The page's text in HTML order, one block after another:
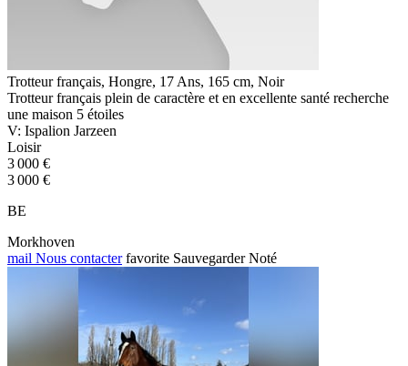
Trotteur français, Hongre, 17 Ans, 165 cm, Noir
Trotteur français plein de caractère et en excellente santé recherche
une maison 5 étoiles
V: Ispalion Jarzeen
Loisir
3 000 €
3 000 €
BE
Morkhoven
mail Nous contacter favorite Sauvegarder Noté